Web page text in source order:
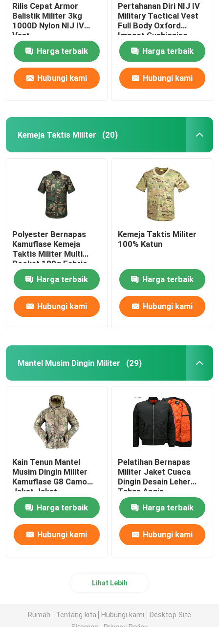
Rilis Cepat Armor
Balistik Militer 3kg
1000D Nylon NIJ IV
Vest
Harga terbaik
Hubungi kami
Pertahanan Diri NIJ IV
Military Tactical Vest
Full Body Oxford
Impact Cushioning
Harga terbaik
Hubungi kami
Kemeja Taktis Militer (20)
Polyester Bernapas
Kamuflase Kemeja
Taktis Militer Multi
Pocket 180g Fabric
Harga terbaik
Hubungi kami
Kemeja Taktis Militer
100% Katun
Harga terbaik
Hubungi kami
Mantel Musim Dingin Militer (29)
Kain Tenun Mantel
Musim Dingin Militer
Kamuflase G8 Camo
Jaket Jaket
Harga terbaik
Hubungi kami
Pelatihan Bernapas
Militer Jaket Cuaca
Dingin Desain Leher
Tahan Angin
Harga terbaik
Hubungi kami
Lihat Lebih
Rumah Tentang kita Hubungi kami
Desktop Site